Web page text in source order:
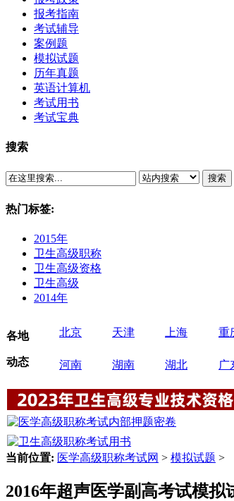
报考指南
考试辅导
案例题
模拟试题
历年真题
英语计算机
考试用书
考试宝典
搜索
搜索
热门标签:
2015年
卫生高级职称
卫生高级资格
卫生高级
2014年
各地
动态
北京 天津 上海 重
河南 湖南 湖北 广
当前位置: 医学高级职称考试网 > 模拟试题 >
2016年超声医学副高考试模拟